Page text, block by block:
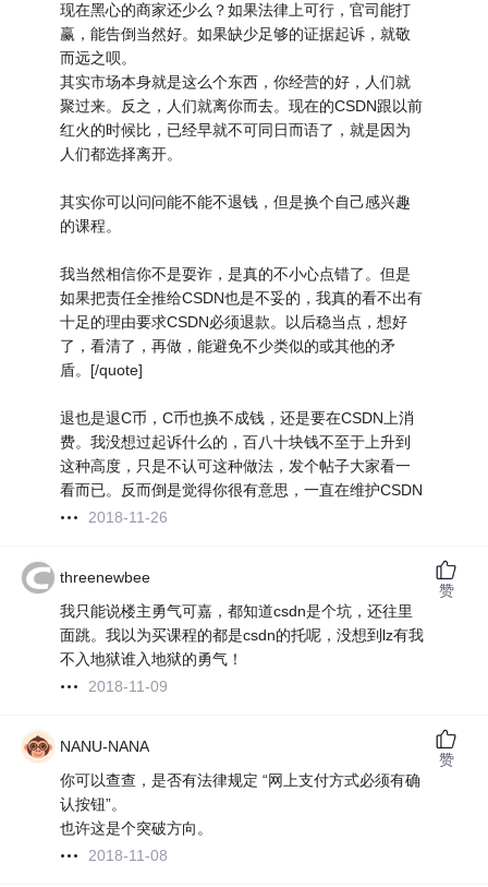
现在黑心的商家还少么？如果法律上可行，官司能打
赢，能告倒当然好。如果缺少足够的证据起诉，就敬
而远之呗。
其实市场本身就是这么个东西，你经营的好，人们就
聚过来。反之，人们就离你而去。现在的CSDN跟以前
红火的时候比，已经早就不可同日而语了，就是因为
人们都选择离开。
其实你可以问问能不能不退钱，但是换个自己感兴趣
的课程。
我当然相信你不是耍诈，是真的不小心点错了。但是
如果把责任全推给CSDN也是不妥的，我真的看不出有
十足的理由要求CSDN必须退款。以后稳当点，想好
了，看清了，再做，能避免不少类似的或其他的矛
盾。[/quote]
退也是退C币，C币也换不成钱，还是要在CSDN上消
费。我没想过起诉什么的，百八十块钱不至于上升到
这种高度，只是不认可这种做法，发个帖子大家看一
看而已。反而倒是觉得你很有意思，一直在维护CSDN
2018-11-26
threenewbee
我只能说楼主勇气可嘉，都知道csdn是个坑，还往里
面跳。我以为买课程的都是csdn的托呢，没想到lz有我
不入地狱谁入地狱的勇气！
2018-11-09
赞
NANU-NANA
你可以查查，是否有法律规定 “网上支付方式必须有确
认按钮”。
也许这是个突破方向。
2018-11-08
赞